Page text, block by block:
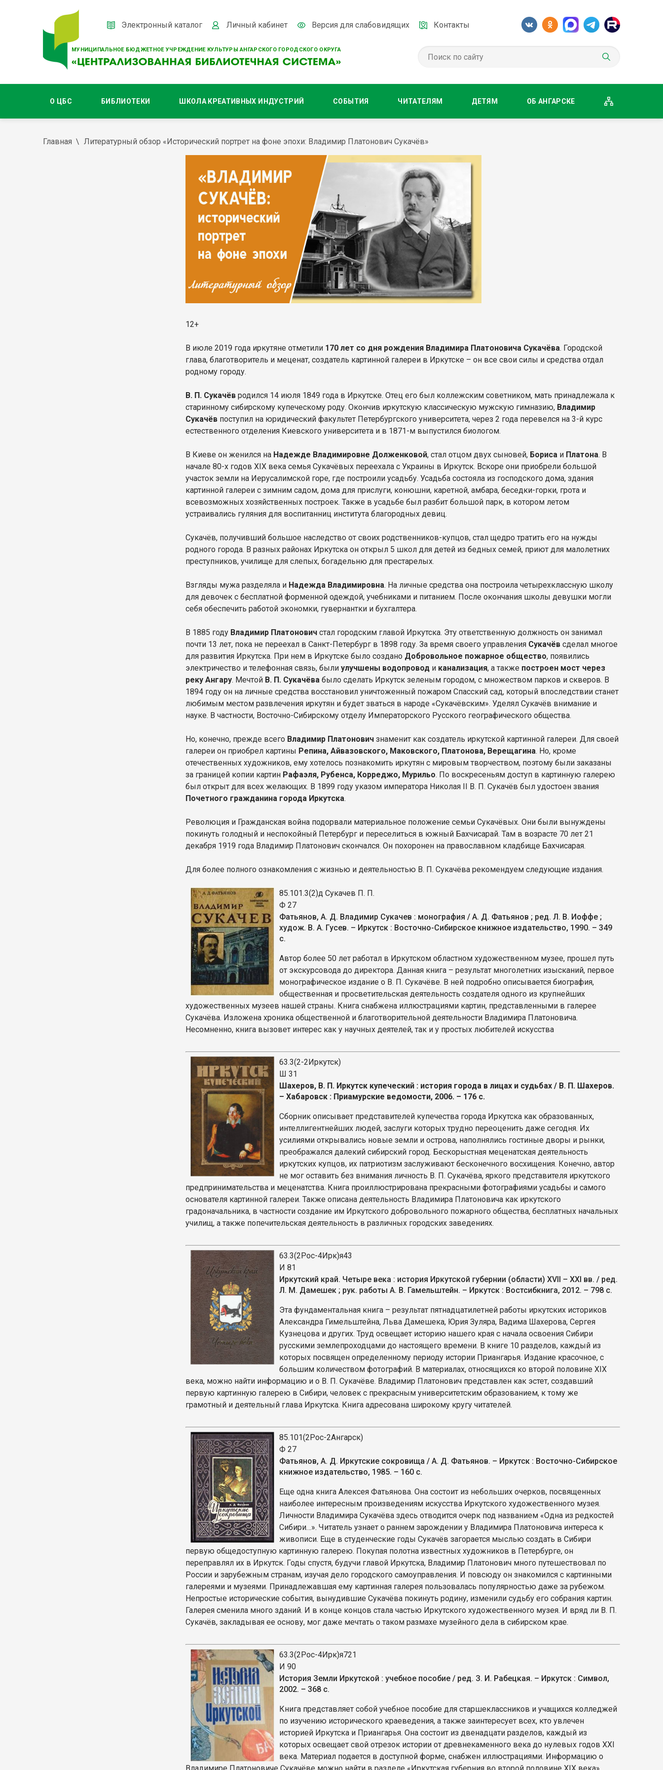
МУНИЦИПАЛЬНОЕ БЮДЖЕТНОЕ УЧРЕЖДЕНИЕ КУЛЬТУРЫ АНГАРСКОГО ГОРОДСКОГО ОКРУГА
Электронный каталог Личный кабинет Версия для слабовидящих Контакты
О ЦБС БИБЛИОТЕКИ ШКОЛА КРЕАТИВНЫХ ИНДУСТРИЙ СОБЫТИЯ ЧИТАТЕЛЯМ ДЕТЯМ ОБ АНГАРСКЕ
Главная Литературный обзор «Исторический портрет на фоне эпохи: Владимир Платонович Сукачёв»
12+
В июле 2019 года иркутяне отметили 170 лет со дня рождения Владимира Платоновича Сукачёва. Городской
глава, благотворитель и меценат, создатель картинной галереи в Иркутске – он все свои силы и средства отдал
родному городу.
В. П. Сукачёв родился 14 июля 1849 года в Иркутске. Отец его был коллежским советником, мать принадлежала к
старинному сибирскому купеческому роду. Окончив иркутскую классическую мужскую гимназию, Владимир
Сукачёв поступил на юридический факультет Петербургского университета, через 2 года перевелся на 3-й курс
естественного отделения Киевского университета и в 1871-м выпустился биологом.
В Киеве он женился на Надежде Владимировне Долженковой, стал отцом двух сыновей, Бориса и Платона. В
начале 80-х годов XIX века семья Сукачёвых переехала с Украины в Иркутск. Вскоре они приобрели большой
участок земли на Иерусалимской горе, где построили усадьбу. Усадьба состояла из господского дома, здания
картинной галереи с зимним садом, дома для прислуги, конюшни, каретной, амбара, беседки-горки, грота и
всевозможных хозяйственных построек. Также в усадьбе был разбит большой парк, в котором летом
устраивались гуляния для воспитанниц института благородных девиц.
Сукачёв, получивший большое наследство от своих родственников-купцов, стал щедро тратить его на нужды
родного города. В разных районах Иркутска он открыл 5 школ для детей из бедных семей, приют для малолетних
преступников, училище для слепых, богадельню для престарелых.
Взгляды мужа разделяла и Надежда Владимировна. На личные средства она построила четырехклассную школу
для девочек с бесплатной форменной одеждой, учебниками и питанием. После окончания школы девушки могли
себя обеспечить работой экономки, гувернантки и бухгалтера.
В 1885 году Владимир Платонович стал городским главой Иркутска. Эту ответственную должность он занимал
почти 13 лет, пока не переехал в Санкт-Петербург в 1898 году. За время своего управления Сукачёв сделал многое
для развития Иркутска. При нем в Иркутске было создано Добровольное пожарное общество, появились
электричество и телефонная связь, былиулучшены водопровод и канализация, а также построен мост через
реку Ангару. Мечтой В. П. Сукачёва было сделать Иркутск зеленым городом, с множеством парков и скверов. В
1894 году он на личные средства восстановил уничтоженный пожаром Спасский сад, который впоследствии станет
любимым местом развлечения иркутян и будет зваться в народе «Сукачёвским». Уделял Сукачёв внимание и
науке. В частности, Восточно-Сибирскому отделу Императорского Русского географического общества.
Но, конечно, прежде всего Владимир Платонович знаменит как создатель иркутской картинной галереи. Для своей
галереи он приобрел картины Репина, Айвазовского, Маковского, Платонова, Верещагина. Но, кроме
отечественных художников, ему хотелось познакомить иркутян с мировым творчеством, поэтому были заказаны
за границей копии картин Рафаэля, Рубенса, Корреджо, Мурильо. По воскресеньям доступ в картинную галерею
был открыт для всех желающих. В 1899 году указом императора Николая II В. П. Сукачёв был удостоен звания
Почетного гражданина города Иркутска.
Революция и Гражданская война подорвали материальное положение семьи Сукачёвых. Они были вынуждены
покинуть голодный и неспокойный Петербург и переселиться в южный Бахчисарай. Там в возрасте 70 лет 21
декабря 1919 года Владимир Платонович скончался. Он похоронен на православном кладбище Бахчисарая.
Для более полного ознакомления с жизнью и деятельностью В. П. Сукачёва рекомендуем следующие издания.
85.101.3(2)д Сукачев П. П.
Ф 27
Фатьянов, А. Д. Владимир Сукачев : монография / А. Д. Фатьянов ; ред. Л. В. Иоффе ;
худож. В. А. Гусев. – Иркутск : Восточно-Сибирское книжное издательство, 1990. – 349
с.
Автор более 50 лет работал в Иркутском областном художественном музее, прошел путь
от экскурсовода до директора. Данная книга – результат многолетних изысканий, первое
монографическое издание о В. П. Сукачёве. В ней подробно описывается биография,
общественная и просветительская деятельность создателя одного из крупнейших
художественных музеев нашей страны. Книга снабжена иллюстрациями картин, представленными в галерее
Сукачёва. Изложена хроника общественной и благотворительной деятельности Владимира Платоновича.
Несомненно, книга вызовет интерес как у научных деятелей, так и у простых любителей искусства
63.3(2-2Иркутск)
Ш 31
Шахеров, В. П. Иркутск купеческий : история города в лицах и судьбах / В. П. Шахеров.
– Хабаровск : Приамурские ведомости, 2006. – 176 с.
Сборник описывает представителей купечества города Иркутска как образованных,
интеллигентнейших людей, заслуги которых трудно переоценить даже сегодня. Их
усилиями открывались новые земли и острова, наполнялись гостиные дворы и рынки,
преображался далекий сибирский город. Бескорыстная меценатская деятельность
иркутских купцов, их патриотизм заслуживают бесконечного восхищения. Конечно, автор
не мог оставить без внимания личность В. П. Сукачёва, яркого представителя иркутского
предпринимательства и меценатства. Книга проиллюстрирована прекрасными фотографиями усадьбы и самого
основателя картинной галереи. Также описана деятельность Владимира Платоновича как иркутского
градоначальника, в частности создание им Иркутского добровольного пожарного общества, бесплатных начальных
училищ, а также попечительская деятельность в различных городских заведениях.
63.3(2Рос-4Ирк)я43
И 81
Иркутский край. Четыре века : история Иркутской губернии (области) XVII – XXI вв. / ред.
Л. М. Дамешек ; рук. работы А. В. Гамельштейн. – Иркутск : Востсибкнига, 2012. – 798 с.
Эта фундаментальная книга – результат пятнадцатилетней работы иркутских историков
Александра Гимельштейна, Льва Дамешека, Юрия Зуляра, Вадима Шахерова, Сергея
Кузнецова и других. Труд освещает историю нашего края с начала освоения Сибири
русскими землепроходцами до настоящего времени. В книге 10 разделов, каждый из
которых посвящен определенному периоду истории Приангарья. Издание красочное, с
большим количеством фотографий. В материалах, относящихся ко второй половине XIX
века, можно найти информацию и о В. П. Сукачёве. Владимир Платонович представлен как эстет, создавший
первую картинную галерею в Сибири, человек с прекрасным университетским образованием, к тому же
грамотный и деятельный глава Иркутска. Книга адресована широкому кругу читателей.
85.101(2Рос-2Ангарск)
Ф 27
Фатьянов, А. Д. Иркутские сокровища / А. Д. Фатьянов. – Иркутск : Восточно-Сибирское
книжное издательство, 1985. – 160 с.
Еще одна книга Алексея Фатьянова. Она состоит из небольших очерков, посвященных
наиболее интересным произведениям искусства Иркутского художественного музея.
Личности Владимира Сукачёва здесь отводится очерк под названием «Одна из редкостей
Сибири…». Читатель узнает о раннем зарождении у Владимира Платоновича интереса к
живописи. Еще в студенческие годы Сукачёв загорается мыслью создать в Сибири
первую общедоступную картинную галерею. Покупая полотна известных художников в Петербурге, он
переправлял их в Иркутск. Годы спустя, будучи главой Иркутска, Владимир Платонович много путешествовал по
России и зарубежным странам, изучая дело городского самоуправления. И повсюду он знакомился с картинными
галереями и музеями. Принадлежавшая ему картинная галерея пользовалась популярностью даже за рубежом.
Непростые исторические события, вынудившие Сукачёва покинуть родину, изменили судьбу его собрания картин.
Галерея сменила много зданий. И в конце концов стала частью Иркутского художественного музея. И вряд ли В. П.
Сукачёв, закладывая ее основу, мог даже мечтать о таком размахе музейного дела в сибирском крае.
63.3(2Рос-4Ирк)я721
И 90
История Земли Иркутской : учебное пособие / ред. З. И. Рабецкая. – Иркутск : Символ,
2002. – 368 с.
Книга представляет собой учебное пособие для старшеклассников и учащихся колледжей
по изучению исторического краеведения, а также заинтересует всех, кто увлечен
историей Иркутска и Приангарья. Она состоит из двенадцати разделов, каждый из
которых освещает свой отрезок истории от древнекаменного века до нулевых годов XXI
века. Материал подается в доступной форме, снабжен иллюстрациями. Информацию о